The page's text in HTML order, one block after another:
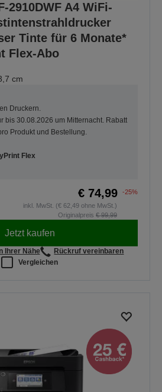
2910DWF A4 WiFi-
Tinte für 6 Monate*
Flex-Abo
cm
Druckern.
bis 30.08.2026 um Mitternacht. Rabatt
Produkt und Bestellung.
Flex
€ 74,99
-25%
inkl. MwSt. (€ 62,49 ohne MwSt.)
Originalpreis € 99,99
Jetzt kaufen
Ihrer Nähe
Rückruf vereinbaren
Vergleichen